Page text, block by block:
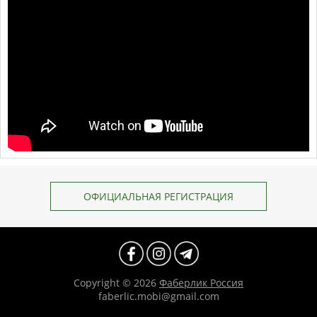
ОФИЦИАЛЬНАЯ РЕГИСТРАЦИЯ
Copyright © 2026 Фаберлик Россия
faberlic.mobi@gmail.com